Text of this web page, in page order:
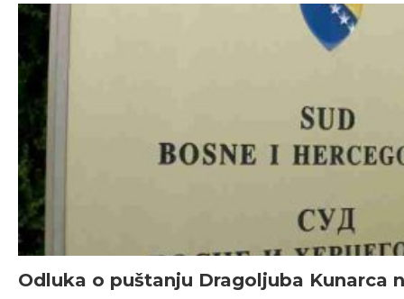
Odluka o puštanju Dragoljuba Kunarca